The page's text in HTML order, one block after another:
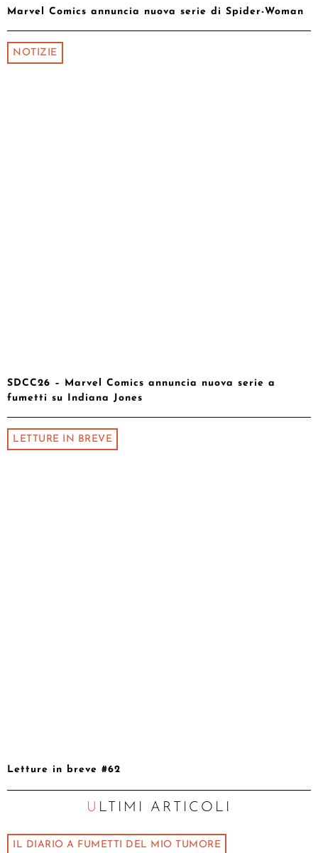
Marvel Comics annuncia nuova serie di Spider-Woman
NOTIZIE
SDCC26 – Marvel Comics annuncia nuova serie a
fumetti su Indiana Jones
LETTURE IN BREVE
Letture in breve #62
ULTIMI ARTICOLI
IL DIARIO A FUMETTI DEL MIO TUMORE